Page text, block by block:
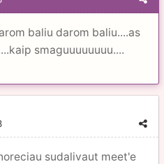
baliu darom baliu....as
smaguuuuuuuu....
sudalivaut meet'e